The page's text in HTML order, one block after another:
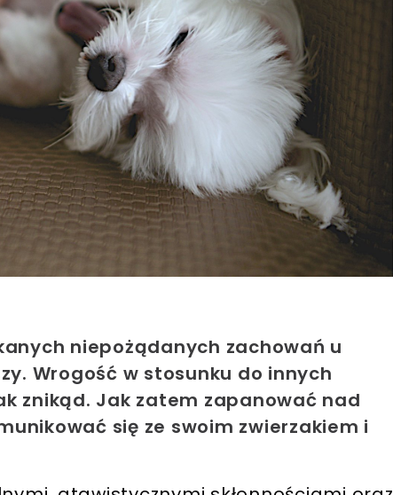
niepożądanych zachowań u
Wrogość w stosunku do innych
znikąd. Jak zatem zapanować nad
się ze swoim zwierzakiem i